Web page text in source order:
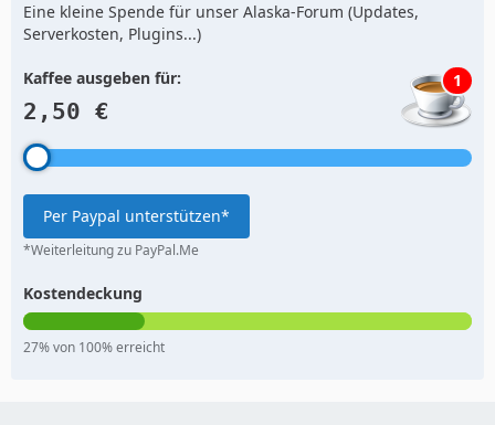
Eine kleine Spende für unser Alaska-Forum (Updates,
Serverkosten, Plugins...)
Kaffee ausgeben für:
2,50 €
1
Per Paypal unterstützen*
*Weiterleitung zu PayPal.Me
Kostendeckung
27% von 100% erreicht